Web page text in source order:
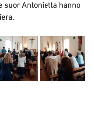
suor Antonietta hanno